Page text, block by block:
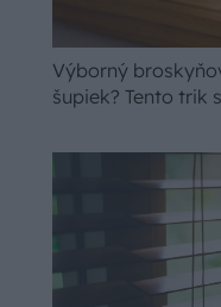
Výborný
šupiek? Tento trik